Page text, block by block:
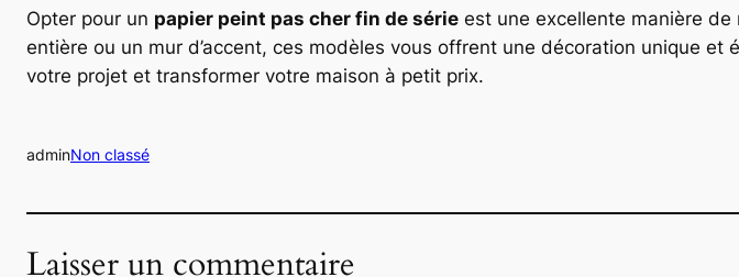
Opter pour un papier peint pas cher fin de série est une excellente manière
entière ou un mur d’accent, ces modèles vous offrent une décoration unique
votre projet et transformer votre maison à petit prix.
adminNon classé
Laisser un commentaire